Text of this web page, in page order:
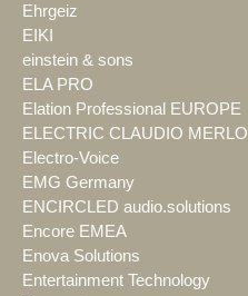
Ehrgeiz
EIKI
einstein & sons
ELA PRO
Elation Professional EUROPE
ELECTRIC CLAUDIO MERLO
Electro-Voice
EMG Germany
ENCIRCLED audio.solutions
Encore EMEA
Enova Solutions
Entertainment Technology